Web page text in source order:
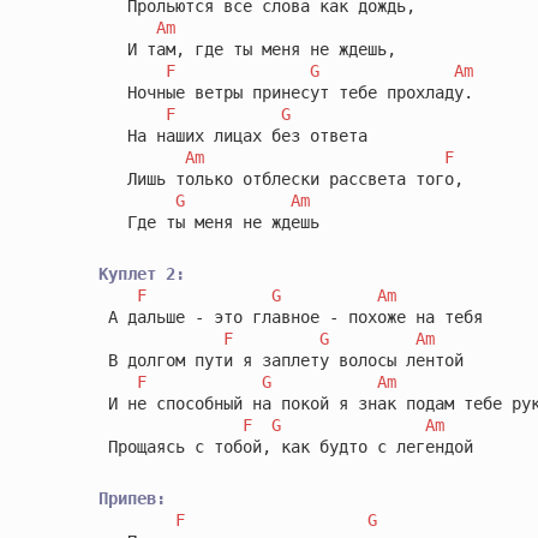
   Прольются все слова как дождь,
Am
   И там, где ты меня не ждешь,
F
G
Am
   Ночные ветры принесут тебе прохладу.
F
G
   На наших лицах без ответа
Am
F
   Лишь только отблески рассвета того,
G
Am
   Где ты меня не ждешь
Куплет 2:
F
G
Am
А дальше - это главное - похоже на тебя
F
G
Am
В долгом пути я заплету волосы лентой
F
G
Am
И не способный на покой я знак подам тебе
F
G
Am
Прощаясь с тобой, как будто с легендой
Припев:
F
G